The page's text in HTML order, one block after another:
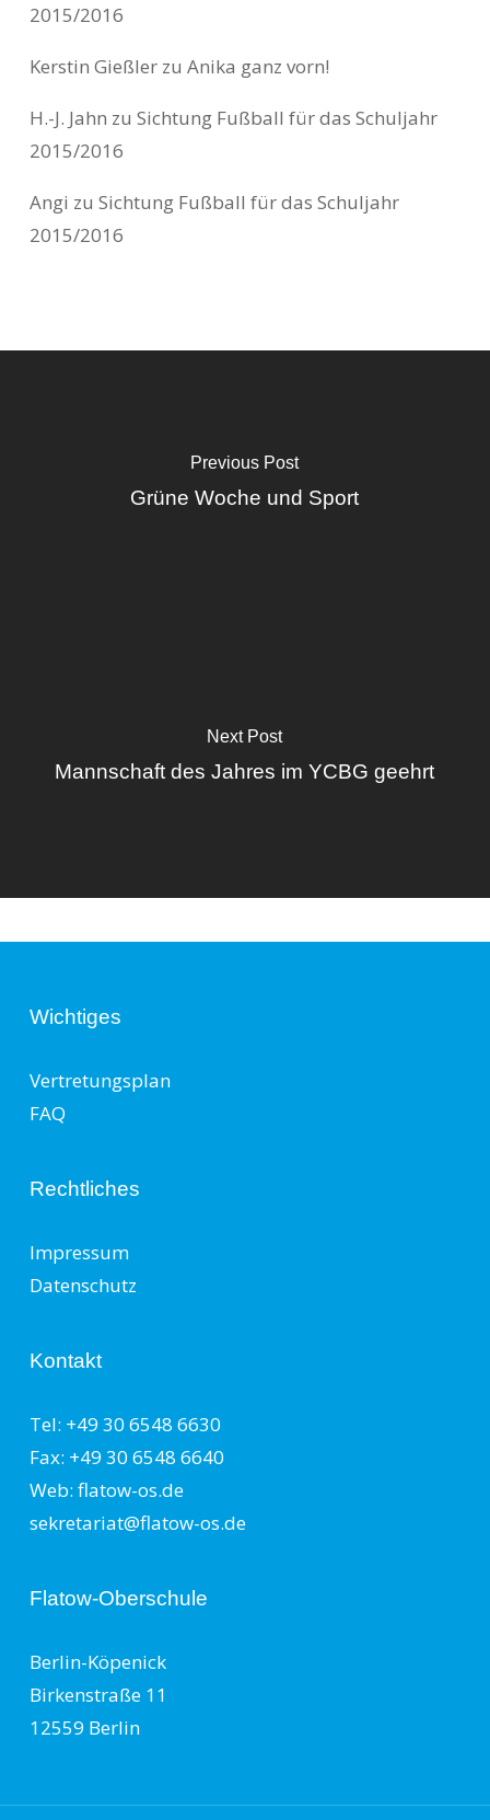
2015/2016
Kerstin Gießlerzu Anika ganz vorn!
H.-J. Jahn zu Sichtung Fußball für das Schuljahr
2015/2016
Angi zu Sichtung Fußball für das Schuljahr
2015/2016
Previous Post
Grüne Woche und Sport
Next Post
Mannschaft des Jahres im YCBG geehrt
Wichtiges
Vertretungsplan
FAQ
Rechtliches
Impressum
Datenschutz
Kontakt
Tel: +49 30 6548 6630
Fax: +49 30 6548 6640
Web: flatow-os.de
sekretariat@flatow-os.de
Flatow-Oberschule
Berlin-Köpenick
Birkenstraße 11
12559 Berlin